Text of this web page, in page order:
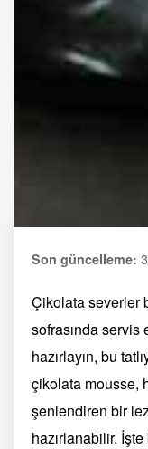
Son güncelleme:
Çikolata severler
sofrasında servis
hazırlayın, bu
çikolata mousse,
şenlendiren bir
hazırlanabilir. İşte